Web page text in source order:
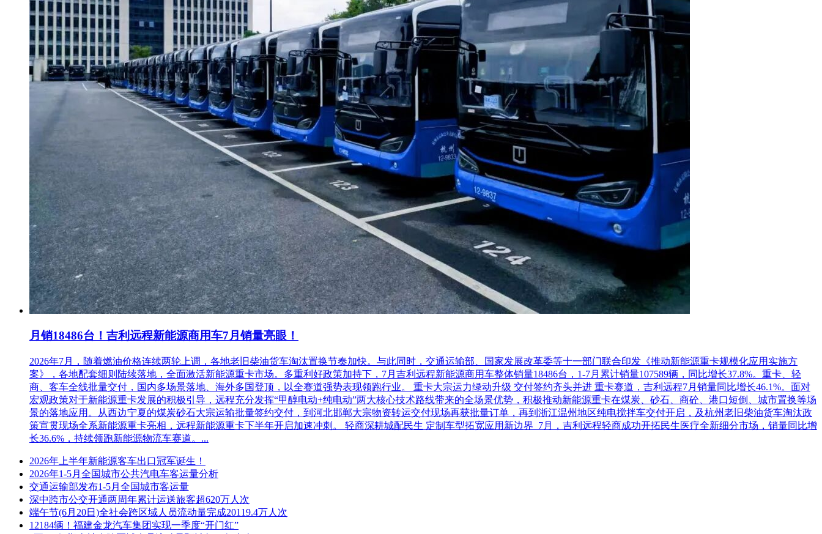
b.本项目备品备件交货期
备品备件（含供货范围内所有备品备件清单和可维修零部件清单资料）在最后一次初步验收前买方指定时间到达重庆交付买方。
c.本项目专用工具（含测试仪器）、设备及专用软件等的交货期
专用工具（含测试仪器）及专用软件在最后一次初步验收前买方指定时间交付买方。试验设备在竣工验收前买方指定时间交付买方，并完成调试和验收。
d.买方根据工程实际进展，可对以上工程进度计划和本项目交货期做出相应调整，但卖方不得因此调整合同费用。
月销18486台！吉利远程新能源商用车7月销量亮眼！
2026年7月，随着燃油价格连续两轮上调，各地老旧柴油货车淘汰置换节奏加快。与此同时，交通运输部、国家发展改革委等十一部门联合印发《推动新能源重卡规模化应用实施方
案》，各地配套细则陆续落地，全面激活新能源重卡市场。多重利好政策加持下，7月吉利远程新能源商用车整体销量18486台，1-7月累计销量107589辆，同比增长37.8%。重卡、轻
商、客车全线批量交付，国内多场景落地、海外多国登顶，以全赛道强势表现领跑行业。 重卡大宗运力绿动升级 交付签约齐头并进 重卡赛道，吉利远程7月销量同比增长46.1%。面对
宏观政策对于新能源重卡发展的积极引导，远程充分发挥“甲醇电动+纯电动”两大核心技术路线带来的全场景优势，积极推动新能源重卡在煤炭、砂石、商砼、港口短倒、城市置换等场
景的落地应用。从西边宁夏的煤炭砂石大宗运输批量签约交付，到河北邯郸大宗物资转运交付现场再获批量订单，再到浙江温州地区纯电搅拌车交付开启，及杭州老旧柴油货车淘汰政
策宣贯现场全系新能源重卡亮相，远程新能源重卡下半年开启加速冲刺。 轻商深耕城配民生 定制车型拓宽应用新边界 7月，吉利远程轻商成功开拓民生医疗全新细分市场，销量同比增
长36.6%，持续领跑新能源物流车赛道。...
2026年上半年新能源客车出口冠军诞生！
2026年1-5月全国城市公共汽电车客运量分析
交通运输部发布1-5月全国城市客运量
深中跨市公交开通两周年累计运送旅客超620万人次
端午节(6月20日)全社会跨区域人员流动量完成20119.4万人次
12184辆！福建金龙汽车集团实现一季度“开门红”